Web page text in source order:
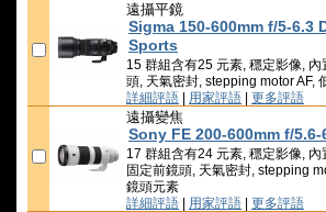
遠攝平鏡
Sigma 150-600mm f/5-6.3
Sports
15 群組含有25 元素, 穩定影像,
頭, 天氣密封, stepping motor AF,
詳細評語 用家評語 更多評語
遠攝變焦
Sony FE 200-600mm f/5.6-
17 群組含有24 元素, 穩定影像,
固定前鏡頭, 天氣密封, stepping
鏡頭元素
詳細評語 用家評語 更多評語